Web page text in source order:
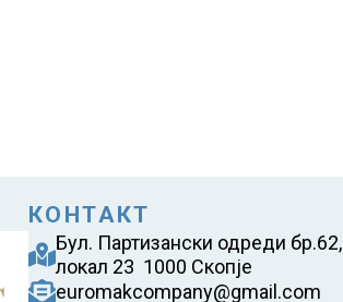
КОНТАКТ
Бул. Партизански одреди бр.62,
локал 23 1000 Скопје
euromakcompany@gmail.com